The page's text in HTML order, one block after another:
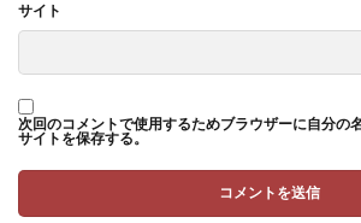
サイト
次回のコメントで使用するためブラウザーに自分の
サイトを保存する。